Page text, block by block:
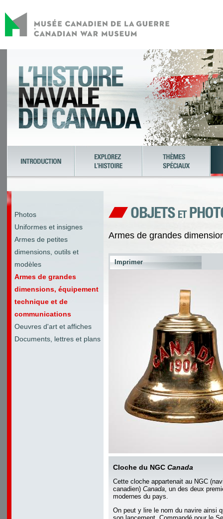
Photos
Uniformes et insignes
Armes de petites
dimensions, outils et
modèles
Armes de grandes
dimensions, équipement
technique et de
communications
Oeuvres d'art et affiches
Documents, lettres et plans
Armes de grandes
Imprimer
Cloche du NGC Canada
Cette cloche appartenait au NGC
canadien) Canada, un des deux
modernes du pays.
On peut y lire le nom du navire ainsi